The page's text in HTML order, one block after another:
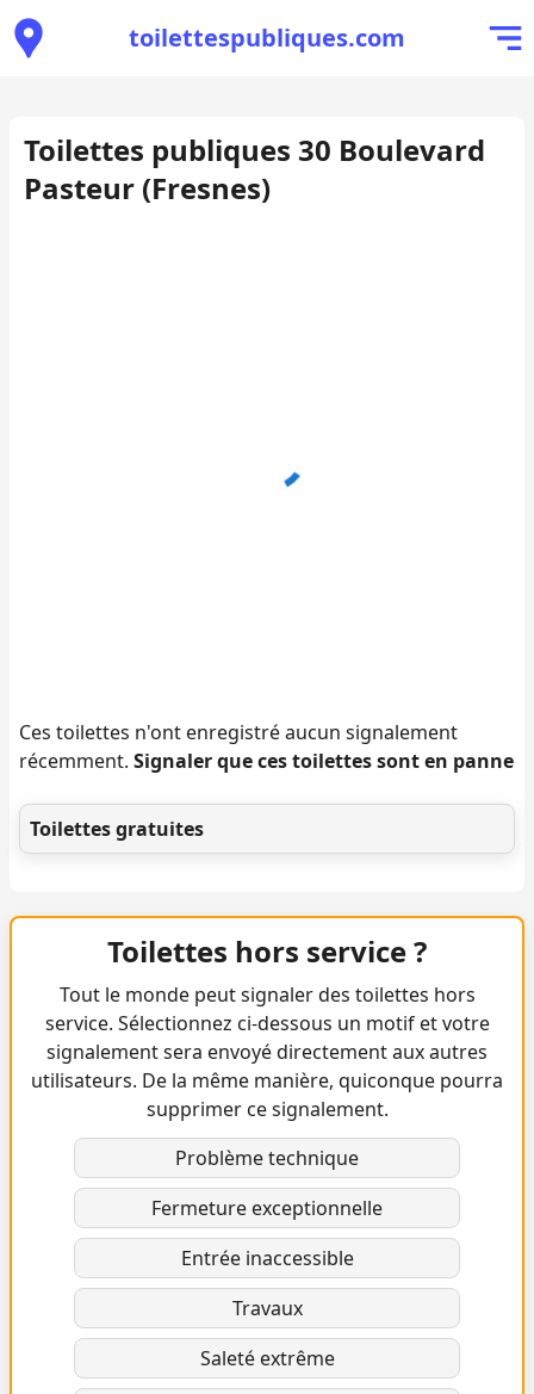
toilettespubliques.com
Toilettes publiques 30 Boulevard
Pasteur (Fresnes)
Ces toilettes n'ont enregistré aucun signalement
récemment. Signaler que ces toilettes sont en panne
Toilettes gratuites
Toilettes hors service ?
Tout le monde peut signaler des toilettes hors
service. Sélectionnez ci-dessous un motif et votre
signalement sera envoyé directement aux autres
utilisateurs. De la même manière, quiconque pourra
supprimer ce signalement.
Problème technique
Fermeture exceptionnelle
Entrée inaccessible
Travaux
Saleté extrême